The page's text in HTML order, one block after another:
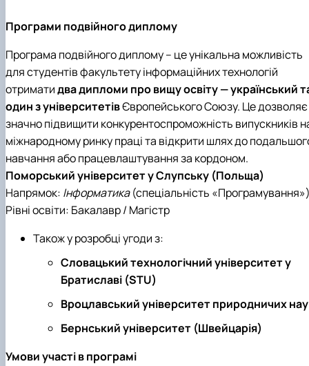
Програми подвійного диплому
Програма подвійного диплому – це унікальна можливість
для студентів факультету інформаційних технологій
отриматидва дипломи про вищу освіту — український
один з університетівЄвропейського Союзу. Це дозволяє
значно підвищити конкурентоспроможність випускників
міжнародному ринку праці та відкрити шлях до
навчання або працевлаштування за кордоном.
Поморський університет у Слупську (Польща)
Напрямок: Інформатика(спеціальність
Рівні освіти: Бакалавр / Магістр
Також у розробці угоди з:
Словацький технологічний університет у
Братиславі (STU)
Вроцлавський університет природничих
Бернський університет (Швейцарія)
Умови участі в програмі